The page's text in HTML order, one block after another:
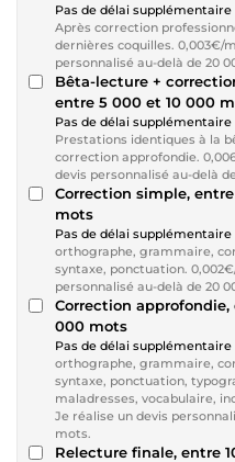
Pas de délai supplémentaire
Après correction
dernières coquilles. 0,003€/
personnalisé au-delà de 20
Bêta-lecture +
entre 5 000 et 10 000
Pas de délai supplémentaire
Prestations identiques à la
correction approfondie.
devis personnalisé au-delà
Correction simple,
mots
Pas de délai supplémentaire
orthographe, grammaire,
syntaxe, ponctuation.
personnalisé au-delà de 20
Correction
000 mots
Pas de délai supplémentaire
orthographe, grammaire,
syntaxe, ponctuation,
maladresses, vocabulaire,
Je réalise un devis
mots.
Relecture finale, entre